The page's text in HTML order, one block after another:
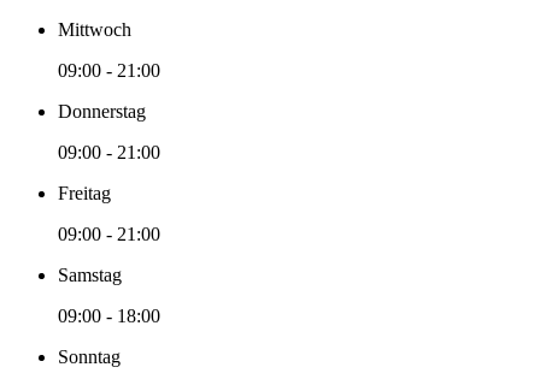
Mittwoch
09:00 - 21:00
Donnerstag
09:00 - 21:00
Freitag
09:00 - 21:00
Samstag
09:00 - 18:00
Sonntag